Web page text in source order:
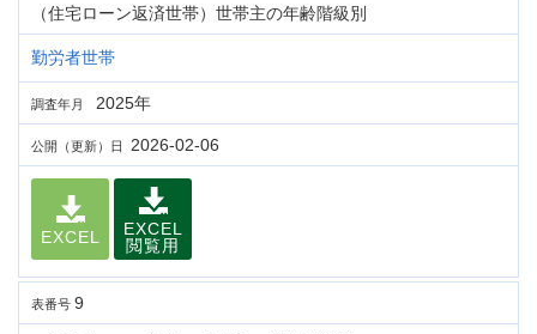
（住宅ローン返済世帯）世帯主の年齢階級別
勤労者世帯
調査年月 2025年
公開（更新）日 2026-02-06
EXCEL
EXCEL
閲覧用
表番号 9